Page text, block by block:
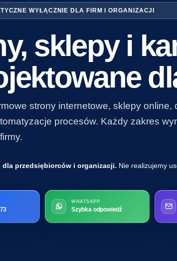
WYŁĄCZNIE DLA FIRM I ORGANIZACJI
sklepy i
strony internetowe, sklepy online,
procesów. Każdy zakres
dla przedsiębiorców i organizacji. Nie realizujemy
WHATSAPP
Szybka odpowiedź